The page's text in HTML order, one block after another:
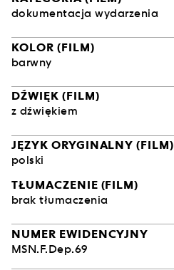
dokumentacja wydarzenia
KOLOR (FILM)
barwny
DŹWIĘK (FILM)
z dźwiękiem
JĘZYK ORYGINALNY (FILM)
polski
TŁUMACZENIE (FILM)
brak tłumaczenia
NUMER EWIDENCYJNY
MSN.F.Dep.69